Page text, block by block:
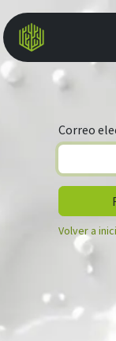
Ir al contenido
Correo
Volver a